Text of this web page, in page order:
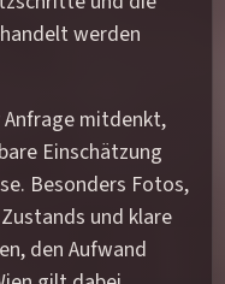
werden
Anfrage mitdenkt,
Einschätzung
Besonders Fotos,
und klare
den Aufwand